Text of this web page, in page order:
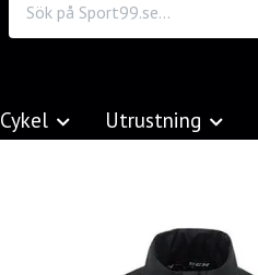
Cykel Utrustning